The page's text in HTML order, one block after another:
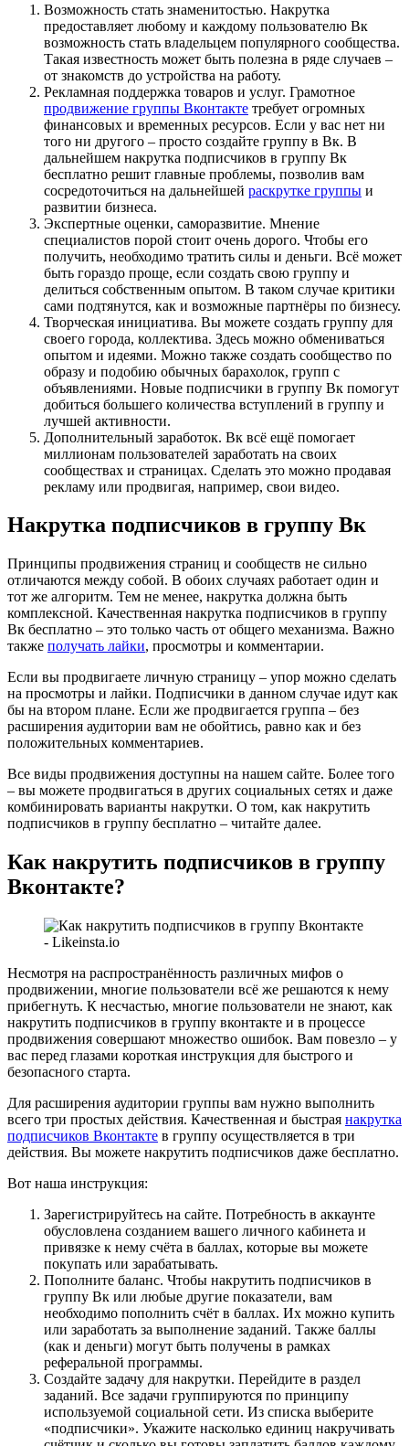
Возможность стать знаменитостью. Накрутка
предоставляет любому и каждому пользователю Вк
возможность стать владельцем популярного сообщества.
Такая известность может быть полезна в ряде случаев –
от знакомств до устройства на работу.
Рекламная поддержка товаров и услуг. Грамотное
продвижение группы Вконтакте требует огромных
финансовых и временных ресурсов. Если у вас нет ни
того ни другого – просто создайте группу в Вк. В
дальнейшем накрутка подписчиков в группу Вк
бесплатно решит главные проблемы, позволив вам
сосредоточиться на дальнейшей раскрутке группы и
развитии бизнеса.
Экспертные оценки, саморазвитие. Мнение
специалистов порой стоит очень дорого. Чтобы его
получить, необходимо тратить силы и деньги. Всё может
быть гораздо проще, если создать свою группу и
делиться собственным опытом. В таком случае критики
сами подтянутся, как и возможные партнёры по бизнесу.
Творческая инициатива. Вы можете создать группу для
своего города, коллектива. Здесь можно обмениваться
опытом и идеями. Можно также создать сообщество по
образу и подобию обычных барахолок, групп с
объявлениями. Новые подписчики в группу Вк помогут
добиться большего количества вступлений в группу и
лучшей активности.
Дополнительный заработок. Вк всё ещё помогает
миллионам пользователей заработать на своих
сообществах и страницах. Сделать это можно продавая
рекламу или продвигая, например, свои видео.
Накрутка подписчиков в группу Вк
Принципы продвижения страниц и сообществ не сильно
отличаются между собой. В обоих случаях работает один и
тот же алгоритм. Тем не менее, накрутка должна быть
комплексной. Качественная накрутка подписчиков в группу
Вк бесплатно – это только часть от общего механизма. Важно
также получать лайки, просмотры и комментарии.
Если вы продвигаете личную страницу – упор можно сделать
на просмотры и лайки. Подписчики в данном случае идут как
бы на втором плане. Если же продвигается группа – без
расширения аудитории вам не обойтись, равно как и без
положительных комментариев.
Все виды продвижения доступны на нашем сайте. Более того
– вы можете продвигаться в других социальных сетях и даже
комбинировать варианты накрутки. О том, как накрутить
подписчиков в группу бесплатно – читайте далее.
Как накрутить подписчиков в группу
Вконтакте?
Несмотря на распространённость различных мифов о
продвижении, многие пользователи всё же решаются к нему
прибегнуть. К несчастью, многие пользователи не знают, как
накрутить подписчиков в группу вконтакте и в процессе
продвижения совершают множество ошибок. Вам повезло – у
вас перед глазами короткая инструкция для быстрого и
безопасного старта.
Для расширения аудитории группы вам нужно выполнить
всего три простых действия. Качественная и быстрая накрутка
подписчиков Вконтакте в группу осуществляется в три
действия. Вы можете накрутить подписчиков даже бесплатно.
Вот наша инструкция:
Зарегистрируйтесь на сайте. Потребность в аккаунте
обусловлена созданием вашего личного кабинета и
привязке к нему счёта в баллах, которые вы можете
покупать или зарабатывать.
Пополните баланс. Чтобы накрутить подписчиков в
группу Вк или любые другие показатели, вам
необходимо пополнить счёт в баллах. Их можно купить
или заработать за выполнение заданий. Также баллы
(как и деньги) могут быть получены в рамках
реферальной программы.
Создайте задачу для накрутки. Перейдите в раздел
заданий. Все задачи группируются по принципу
используемой социальной сети. Из списка выберите
«подписчики». Укажите насколько единиц накручивать